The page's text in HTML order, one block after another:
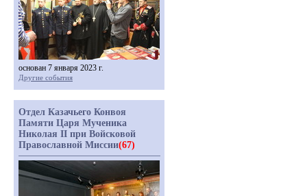
основан 7 января 2023 г.
Другие события
Отдел Казачьего Конвоя
Памяти Царя Мученика
Николая II при Войсковой
Православной Миссии(67)